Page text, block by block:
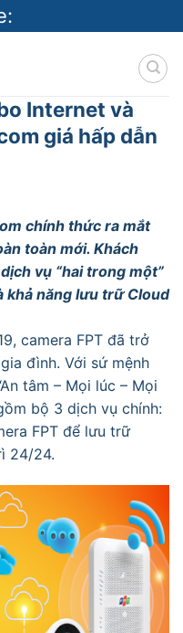
Internet và
giá hấp dẫn
chính thức ra mắt
toàn mới. Khách
vụ “hai trong một”
năng lưu trữ Cloud
camera FPT đã trở
đình. Với sứ mệnh
tâm – Mọi lúc – Mọi
bộ 3 dịch vụ chính:
FPT để lưu trữ
24/24.